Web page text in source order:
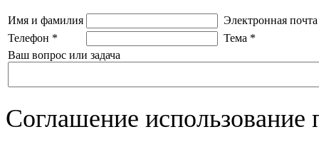
Имя и фамилия
Электронная почта
Телефон * Тема *
Ваш вопрос или задача
Соглашение